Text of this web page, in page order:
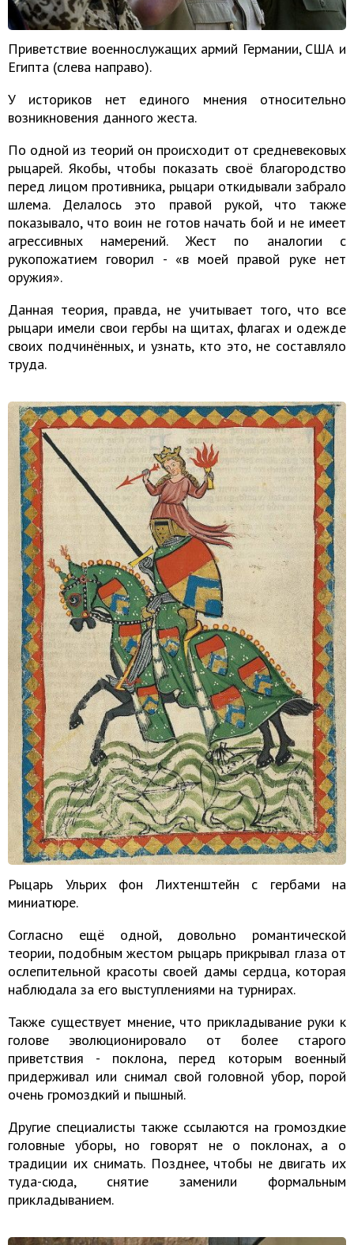
Приветствие военнослужащих армий Германии, США и
Египта (слева направо).
У историков нет единого мнения относительно
возникновения данного жеста.
По одной из теорий он происходит от средневековых
рыцарей. Якобы, чтобы показать своё благородство
перед лицом противника, рыцари откидывали забрало
шлема. Делалось это правой рукой, что также
показывало, что воин не готов начать бой и не имеет
агрессивных намерений. Жест по аналогии с
рукопожатием говорил - «в моей правой руке нет
оружия».
Данная теория, правда, не учитывает того, что все
рыцари имели свои гербы на щитах, флагах и одежде
своих подчинённых, и узнать, кто это, не составляло
труда.
Рыцарь Ульрих фон Лихтенштейн с гербами на
миниатюре.
Согласно ещё одной, довольно романтической
теории, подобным жестом рыцарь прикрывал глаза от
ослепительной красоты своей дамы сердца, которая
наблюдала за его выступлениями на турнирах.
Также существует мнение, что прикладывание руки к
голове эволюционировало от более старого
приветствия - поклона, перед которым военный
придерживал или снимал свой головной убор, порой
очень громоздкий и пышный.
Другие специалисты также ссылаются на громоздкие
головные уборы, но говорят не о поклонах, а о
традиции их снимать. Позднее, чтобы не двигать их
туда-сюда, снятие заменили формальным
прикладыванием.